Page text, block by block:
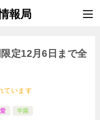
定12月6日まで全
ています
学園